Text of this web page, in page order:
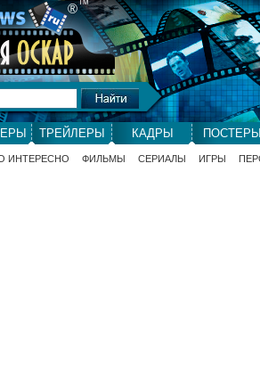
®ТМ
ТРЕЙЛЕРЫ КАДРЫ
ИНТЕРЕСНО ФИЛЬМЫ СЕРИАЛЫ ИГРЫ